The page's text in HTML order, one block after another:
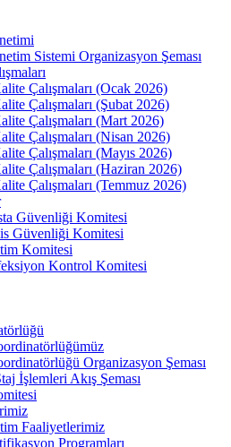
Sistemi Organizasyon Şeması
Çalışmaları (Ocak 2026)
Çalışmaları (Şubat 2026)
Çalışmaları (Mart 2026)
Çalışmaları (Nisan 2026)
Çalışmaları (Mayıs 2026)
Çalışmaları (Haziran 2026)
Çalışmaları (Temmuz 2026)
Güvenliği Komitesi
Güvenliği Komitesi
Komitesi
Kontrol Komitesi
Organizasyon Şeması
İşlemleri Akış Şeması
Faaliyetlerimiz
Programları